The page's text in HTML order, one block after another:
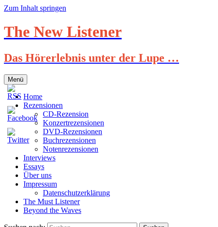
Zum Inhalt springen
The New Listener
Das Hörerlebnis unter der Lupe …
Menü
Home
Rezensionen
CD-Rezension
Konzertrezensionen
DVD-Rezensionen
Buchrezensionen
Notenrezensionen
Interviews
Essays
Über uns
Impressum
Datenschutzerklärung
The Must Listener
Beyond the Waves